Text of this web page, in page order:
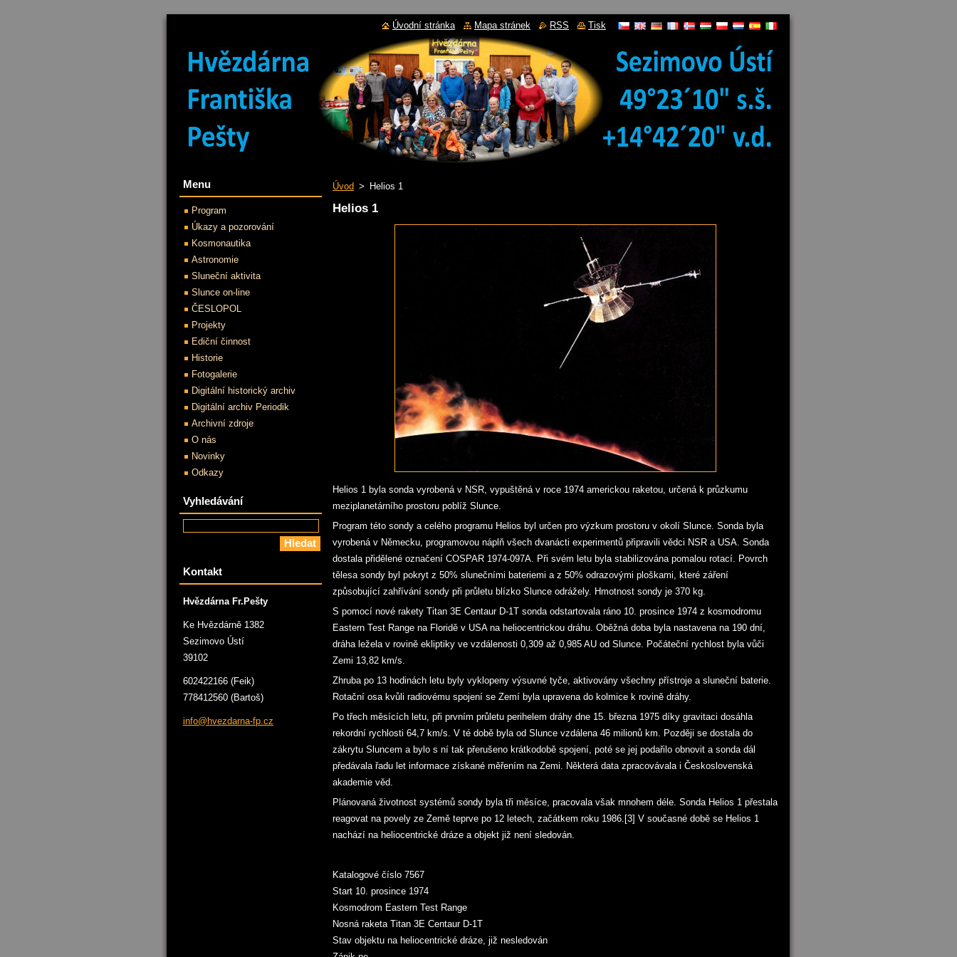
Úvod > Helios 1
Helios 1
Helios 1 byla sonda vyrobená v NSR, vypuštěná v roce 1974 americkou raketou, určená k průzkumu
meziplanetárního prostoru poblíž Slunce.
Program této sondy a celého programu Helios byl určen pro výzkum prostoru v okolí Slunce. Sonda byla
vyrobená v Německu, programovou náplň všech dvanácti experimentů připravili vědci NSR a USA. Sonda
dostala přidělené označení COSPAR 1974-097A. Při svém letu byla stabilizována pomalou rotací. Povrch
tělesa sondy byl pokryt z 50% slunečními bateriemi a z 50% odrazovými ploškami, které záření
způsobující zahřívání sondy při průletu blízko Slunce odrážely. Hmotnost sondy je 370 kg.
S pomocí nové rakety Titan 3E Centaur D-1T sonda odstartovala ráno 10. prosince 1974 z kosmodromu
Eastern Test Range na Floridě v USA na heliocentrickou dráhu. Oběžná doba byla nastavena na 190 dní,
dráha ležela v rovině ekliptiky ve vzdálenosti 0,309 až 0,985 AU od Slunce. Počáteční rychlost byla vůči
Zemi 13,82 km/s.
Zhruba po 13 hodinách letu byly vyklopeny výsuvné tyče, aktivovány všechny přístroje a sluneční baterie.
Rotační osa kvůli radiovému spojení se Zemí byla upravena do kolmice k rovině dráhy.
Po třech měsících letu, při prvním průletu perihelem dráhy dne 15. března 1975 díky gravitaci dosáhla
rekordní rychlosti 64,7 km/s. V té době byla od Slunce vzdálena 46 milionů km. Později se dostala do
zákrytu Sluncem a bylo s ní tak přerušeno krátkodobě spojení, poté se jej podařilo obnovit a sonda dál
předávala řadu let informace získané měřením na Zemi. Některá data zpracovávala i Československá
akademie věd.
Plánovaná životnost systémů sondy byla tři měsíce, pracovala však mnohem déle. Sonda Helios 1 přestala
reagovat na povely ze Země teprve po 12 letech, začátkem roku 1986.[3] V současné době se Helios 1
nachází na heliocentrické dráze a objekt již není sledován.
Katalogové číslo 7567
Start 10. prosince 1974
Kosmodrom Eastern Test Range
Nosná raketa Titan 3E Centaur D-1T
Stav objektu na heliocentrické dráze, již nesledován
Menu
Program
Úkazy a pozorování
Kosmonautika
Astronomie
Sluneční aktivita
Slunce on-line
ČESLOPOL
Projekty
Ediční činnost
Historie
Fotogalerie
Digitální historický archiv
Digitální archiv Periodik
Archivní zdroje
O nás
Novinky
Odkazy
Vyhledávání
Kontakt
Hvězdárna Fr.Pešty
Ke Hvězdárně 1382
Sezimovo Ústí
39102
602422166 (Feik)
778412560 (Bartoš)
info@hvezdarna-fp.cz
Úvodní stránka Mapa stránek RSS Tisk